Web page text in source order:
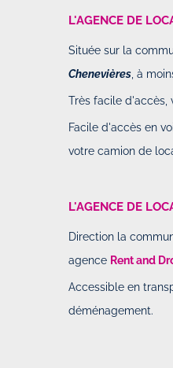
L'AGENCE DE
Située sur la
Chenevières , à
Très facile d'accès,
Facile d'accès en
votre camion de
L'AGENCE DE
Direction la
agence Rent and
Accessible en
déménagement.